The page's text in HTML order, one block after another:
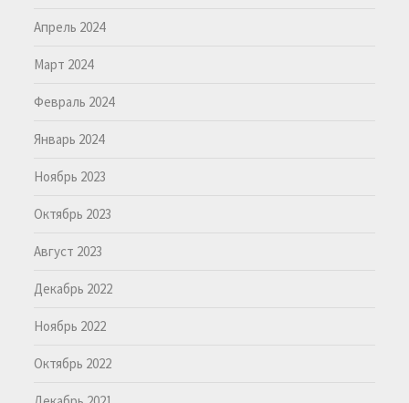
Апрель 2024
Март 2024
Февраль 2024
Январь 2024
Ноябрь 2023
Октябрь 2023
Август 2023
Декабрь 2022
Ноябрь 2022
Октябрь 2022